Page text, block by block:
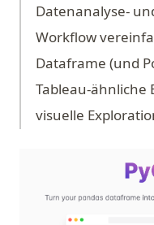
Datenanalyse-
Workflow
Dataframe (und
Tableau-ähnliche
visuelle